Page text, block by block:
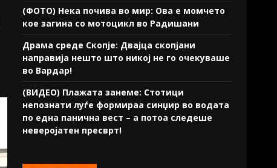
(ФОТО) Нека почива во мир: Ова е момчето
кое загина со мотоцикл во Радишани
Драма среде Скопје: Двајца скопјани
направија нешто што никој не го очекуваше
во Вардар!
(ВИДЕО) Плажата занеме: Стотици
непознати луѓе формираа синџир во водата
по една панична вест – а потоа следеше
неверојатен пресврт!